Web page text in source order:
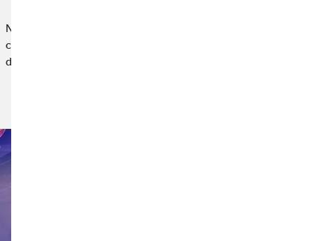
Nuestra participación en esta iniciativa nace desde la
convicción de que las empresas también tenemos un papel que
desempeñar en el apoyo a causas sociales,…